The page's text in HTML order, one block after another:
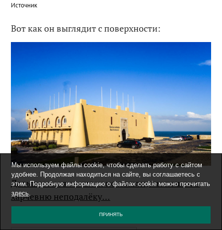
Источник
Вот как он выглядит с поверхности:
Дальше: мы в мишлен не пошли, мы пошли в
харчевню неподалёку…
Мы используем файлы cookie, чтобы сделать работу с сайтом
удобнее. Продолжая находиться на сайте, вы соглашаетесь с
этим. Подробную информацию о файлах cookie можно прочитать
здесь.
ПРИНЯТЬ